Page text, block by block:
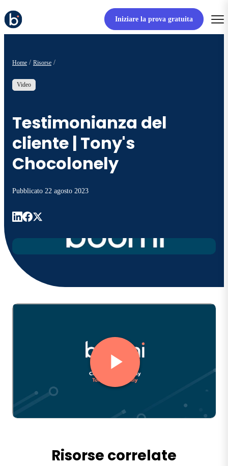
Iniziare la prova gratuita
Home Risorse
Video
Testimonianza del
cliente | Tony's
Chocolonely
Pubblicato 22 agosto 2023
Risorse correlate